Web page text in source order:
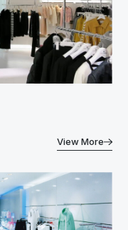
View More